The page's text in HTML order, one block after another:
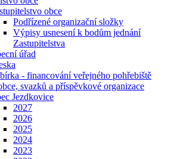
obce
Podřízené organizační složky
Výpisy usnesení k bodům jednání
Zastupitelstva
úřad
- financování veřejného pohřebiště
svazků a příspěvkové organizace
Jezdkovice
2027
2026
2025
2024
2023